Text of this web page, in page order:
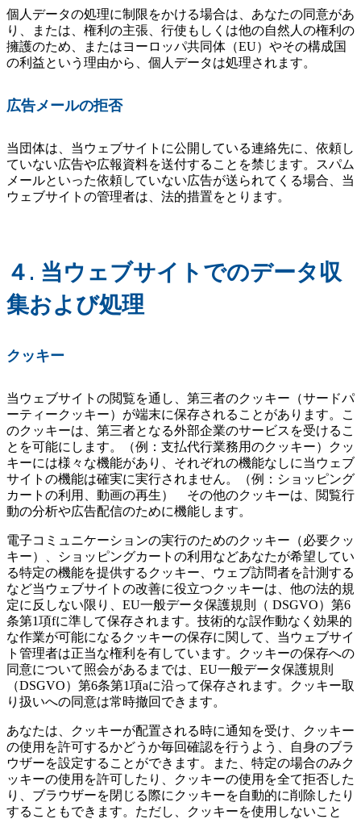
個人データの処理に制限をかける場合は、あなたの同意があ
り、または、権利の主張、行使もしくは他の自然人の権利の
擁護のため、またはヨーロッパ共同体（EU）やその構成国
の利益という理由から、個人データは処理されます。
広告メールの拒否
当団体は、当ウェブサイトに公開している連絡先に、依頼し
ていない広告や広報資料を送付することを禁じます。スパム
メールといった依頼していない広告が送られてくる場合、当
ウェブサイトの管理者は、法的措置をとります。
４. 当ウェブサイトでのデータ収
集および処理
ク ッキー
当ウェブサイトの閲覧を通し、第三者のクッキー（サードパ
ーティークッキー）が端末に保存されることがあります。こ
のクッキーは、第三者となる外部企業のサービスを受けるこ
とを可能にします。（例：支払代行業務用のクッキー）クッ
キーには様々な機能があり、それぞれの機能なしに当ウェブ
サイトの機能は確実に実行されません。（例：ショッピング
カートの利用、動画の再生） その他のクッキーは、閲覧行
動の分析や広告配信のために機能します。
電子コミュニケーションの実行のためのクッキー（必要クッ
キー）、ショッピングカートの利用などあなたが希望してい
る特定の機能を提供するクッキー、ウェブ訪問者を計測する
など当ウェブサイトの改善に役立つクッキーは、他の法的規
定に反しない限り、EU一般データ保護規則（ DSGVO）第6
条第1項fに準して保存されます。技術的な誤作動なく効果的
な作業が可能になるクッキーの保存に関して、当ウェブサイ
ト管理者は正当な権利を有しています。クッキーの保存への
同意について照会があるまでは、EU一般データ保護規則
（DSGVO）第6条第1項aに沿って保存されます。クッキー取
り扱いへの同意は常時撤回できます。
あなたは、クッキーが配置される時に通知を受け、クッキー
の使用を許可するかどうか毎回確認を行うよう、自身のブラ
ウザーを設定することができます。また、特定の場合のみク
ッキーの使用を許可したり、クッキーの使用を全て拒否した
り、ブラウザーを閉じる際にクッキーを自動的に削除したり
することもできます。ただし、クッキーを使用しないこと